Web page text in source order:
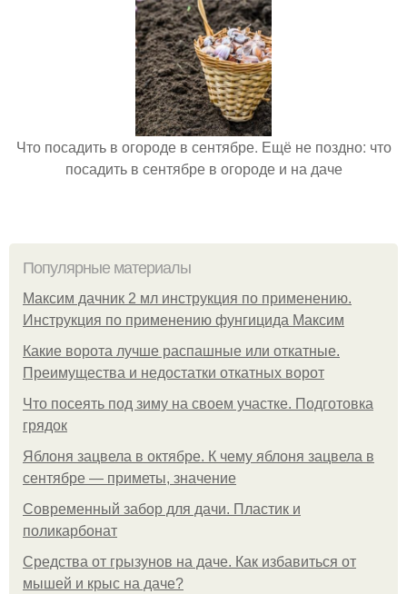
Что посадить в огороде в сентябре. Ещё не поздно: что
посадить в сентябре в огороде и на даче
Популярные материалы
Максим дачник 2 мл инструкция по применению.
Инструкция по применению фунгицида Максим
Какие ворота лучше распашные или откатные.
Преимущества и недостатки откатных ворот
Что посеять под зиму на своем участке. Подготовка
грядок
Яблоня зацвела в октябре. К чему яблоня зацвела в
сентябре — приметы, значение
Современный забор для дачи. Пластик и
поликарбонат
Средства от грызунов на даче. Как избавиться от
мышей и крыс на даче?